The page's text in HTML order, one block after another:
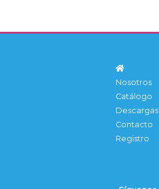
Nosotros
Catálogo
Descargas
Contacto
Registro